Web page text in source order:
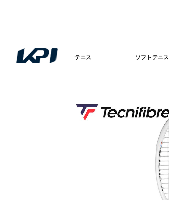
テニス ソフトテニス